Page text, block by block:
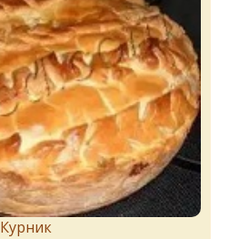
Курник